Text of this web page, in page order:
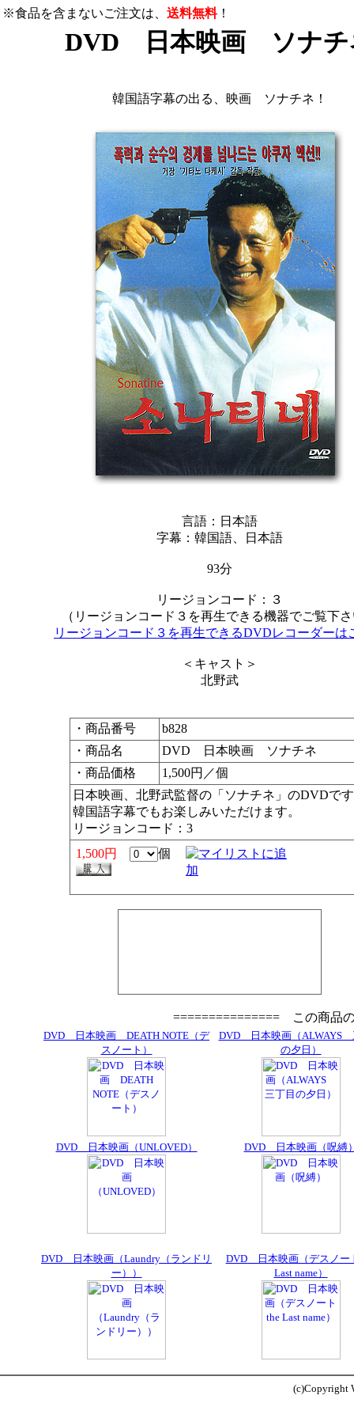
※食品を含まないご注文は、 送料無料！
DVD 日本映画 ソナチ
韓国語字幕の出る、映画 ソナチネ！
言語：日本語
字幕：韓国語、日本語
93分
リージョンコード：３
（リージョンコード３を再生できる機器でご覧下
リージョンコード３を再生できるDVDレコーダーは
＜キャスト＞
北野武
・商品番号
b828
・商品名
DVD 日本映画 ソナチネ
・商品価格
1,500円／個
日本映画、北野武監督の「ソナチネ」のDVDで
韓国語字幕でもお楽しみいただけます。
リージョンコード：3
1,500円
個
=============== この商品
DVD 日本映画 DEATH NOTE（デ
スノート）
DVD 日本映画（ALWAYS
の夕日）
DVD 日本映画（UNLOVED） DVD 日本映画（呪縛
DVD 日本映画（Laundry（ランドリ
ー））
DVD 日本映画（デスノー
Last name）
(c)Copyright